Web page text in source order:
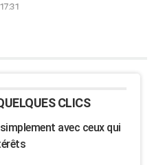
CLICS
avec ceux qui